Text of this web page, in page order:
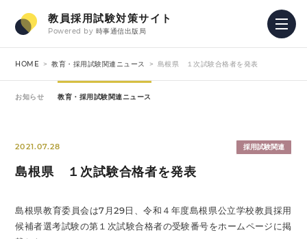
教員採用試験対策サイト
Powered by 時事通信出版局
HOME 教育・採用試験関連ニュース 島根県 １次試験合格者を発表
お知らせ 教育・採用試験関連ニュース
2021.07.28 採用試験関連
島根県 １次試験合格者を発表
島根県教育委員会は7月29日、令和４年度島根県公立学校教員採用
候補者選考試験の第１次試験合格者の受験番号をホームページに掲